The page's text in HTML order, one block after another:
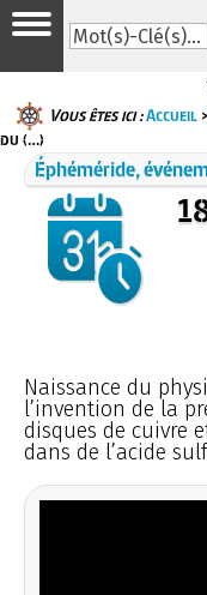
Vous êtes ici :Accueil >
du (…)
Éphéméride,
Naissance du
l’invention de la
disques de cuivre
dans de l’acide